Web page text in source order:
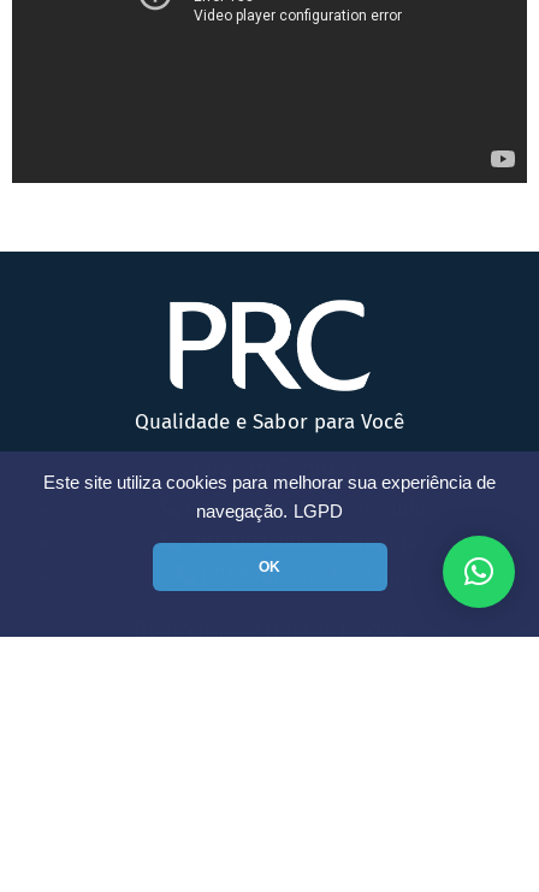
Este site utiliza cookies para melhorar sua experiência de
navegação. LGPD
OK
Qualidade e Sabor para Você
(11) 3088-9278 - São Paulo
(19) 3209-2005 - Campinas
(71) 99677-4437 – Bahia